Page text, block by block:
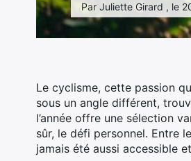
Par Juliette Girard , le
Le cyclisme, cette passion
sous un angle différent,
l’année offre une sélection
sûr, le défi personnel. Entre
jamais été aussi accessible